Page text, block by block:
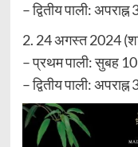
– द्वितीय पाली:
2. 24 अगस्त 2024
– प्रथम पाली: सुबह
– द्वितीय पाली: